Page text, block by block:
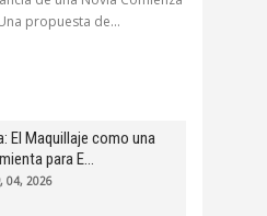
propuesta de
El Maquillaje como una
para E
04, 2026